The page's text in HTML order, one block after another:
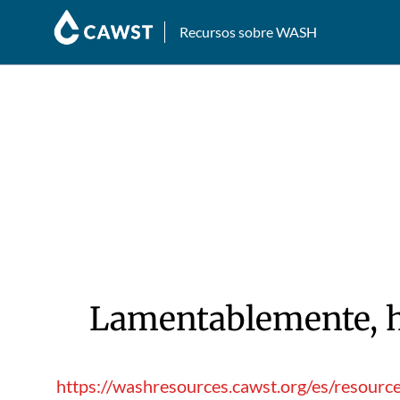
Recursos sobre WASH
Lamentablemente,
https://washresources.cawst.org/es/